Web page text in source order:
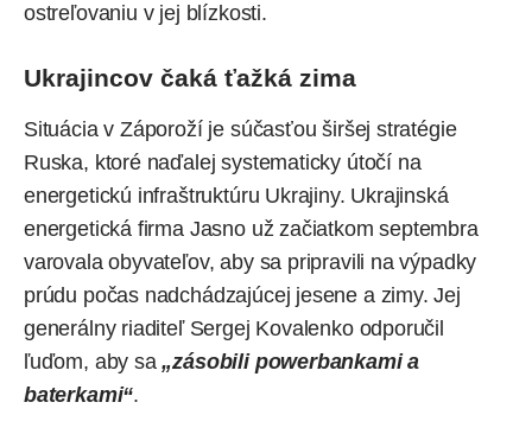
ostreľovaniu v jej blízkosti.
Ukrajincov čaká ťažká zima
Situácia v Záporoží je súčasťou širšej stratégie
Ruska, ktoré naďalej systematicky útočí na
energetickú infraštruktúru Ukrajiny. Ukrajinská
energetická firma Jasno už začiatkom septembra
varovala obyvateľov, aby sa pripravili na výpadky
prúdu počas nadchádzajúcej jesene a zimy. Jej
generálny riaditeľ Sergej Kovalenko odporučil
ľuďom, aby sa„zásobili powerbankami a
baterkami“.